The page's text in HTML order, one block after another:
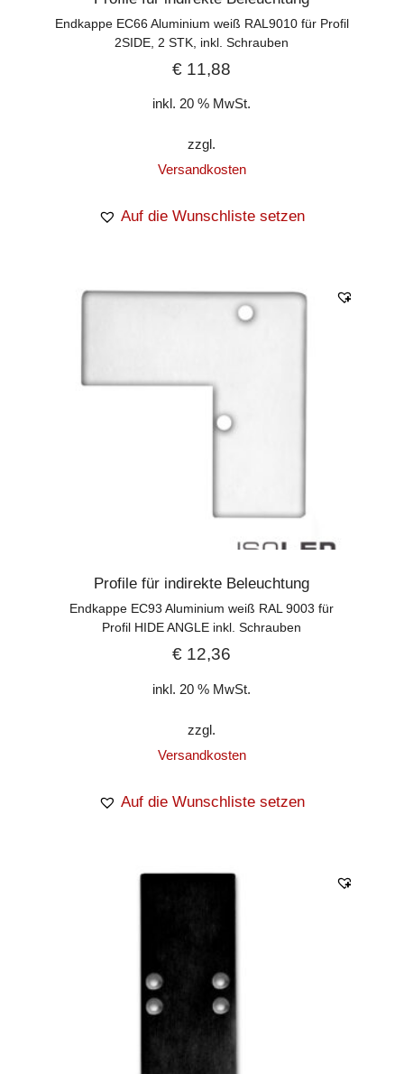
Endkappe EC66 Aluminium weiß RAL9010 für Profil
2SIDE, 2 STK, inkl. Schrauben
€ 11,88
inkl. 20 % MwSt.
zzgl.
Versandkosten
Auf die Wunschliste setzen
Profile für indirekte Beleuchtung
Endkappe EC93 Aluminium weiß RAL 9003 für
Profil HIDE ANGLE inkl. Schrauben
€ 12,36
inkl. 20 % MwSt.
zzgl.
Versandkosten
Auf die Wunschliste setzen